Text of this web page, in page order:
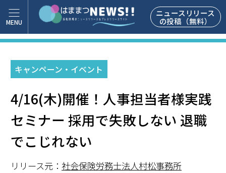
ニュースリリース
の投稿（無料）
キャンペーン・イベント
4/16(木)開催！人事担当者様実践
セミナー 採用で失敗しない 退職
でこじれない
リリース元： 社会保険労務士法人村松事務所